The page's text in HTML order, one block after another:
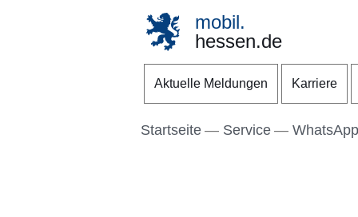
Direkt zum Kopf der
Direkt zum Inhalt
Direkt zum Fuß der
mobil.
hessen.de
Aktuelle Meldungen Karriere
Startseite Service WhatsApp